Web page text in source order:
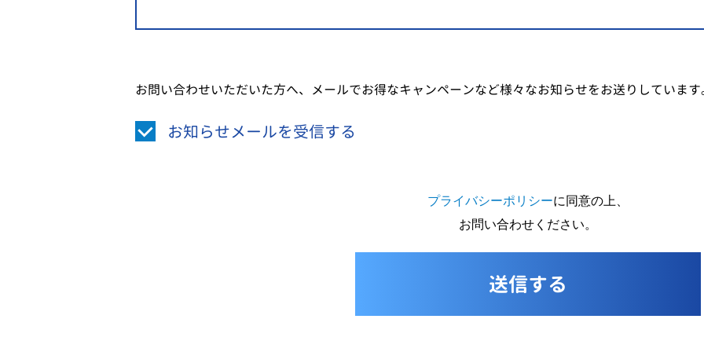
お問い合わせいただいた方へ、メールでお得なキャンペーンなど様々なお知らせをお送りしています
お知らせメールを受信する
プライバシーポリシーに同意の上、
お問い合わせください。